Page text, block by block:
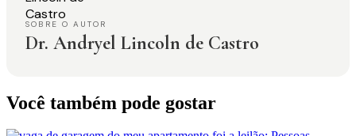
SOBRE O AUTOR
Dr. Andryel Lincoln de Castro
Você também pode gostar